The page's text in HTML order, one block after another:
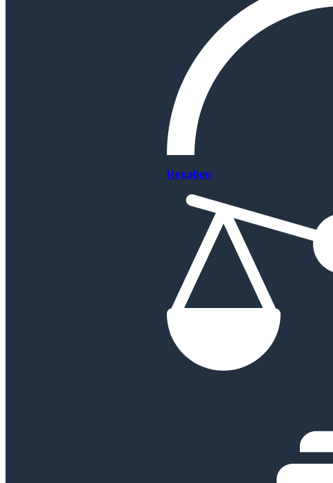
Hesabım